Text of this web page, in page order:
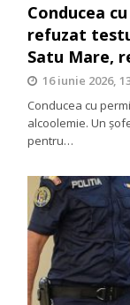
Conducea
refuzat
Satu Mare,
16 iunie 2026,
Conducea cu
alcoolemie. Un
pentru…